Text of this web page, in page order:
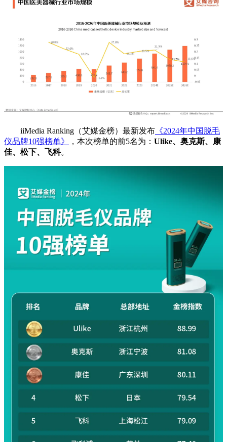
iiMedia Ranking（艾媒金榜）最新发布 《2024年中国脱毛
仪品牌10强榜单》
，本次榜单的前5名为： Ulike、奥克斯、康
佳、松下、飞科。